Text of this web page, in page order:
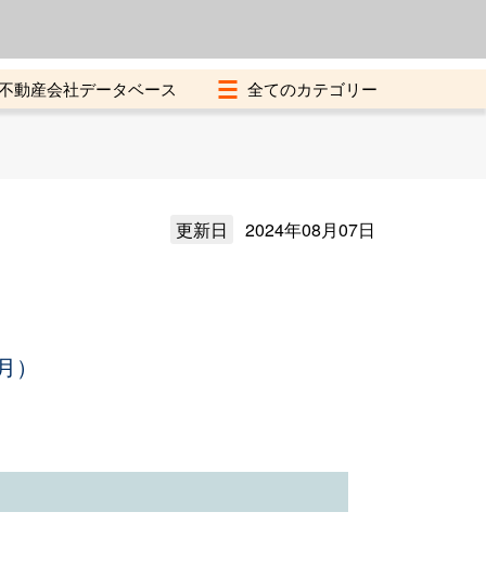
動産会社データベース
更新日 2024年08月07日